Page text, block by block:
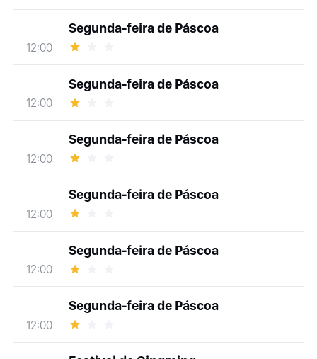
12:00
Segunda-feira de Páscoa
12:00
Segunda-feira de Páscoa
12:00
Segunda-feira de Páscoa
12:00
Segunda-feira de Páscoa
12:00
Segunda-feira de Páscoa
12:00
Segunda-feira de Páscoa